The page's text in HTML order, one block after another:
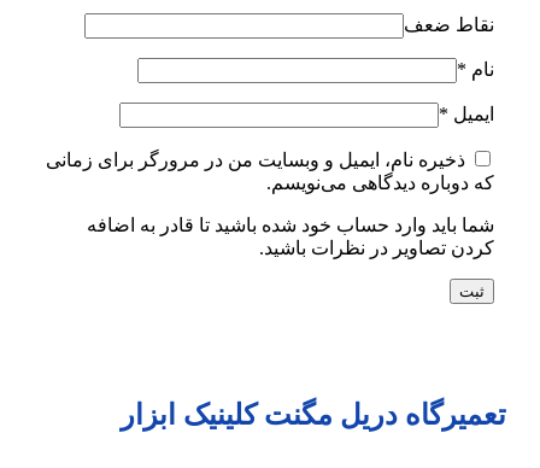
نقاط ضعف
نام *
ایمیل *
ذخیره نام، ایمیل و وبسایت من در مرورگر برای زمانی
که دوباره دیدگاهی می‌نویسم.
شما باید وارد حساب خود شده باشید تا قادر به اضافه
کردن تصاویر در نظرات باشید.
تعمیرگاه دریل مگنت کلینیک ابزار